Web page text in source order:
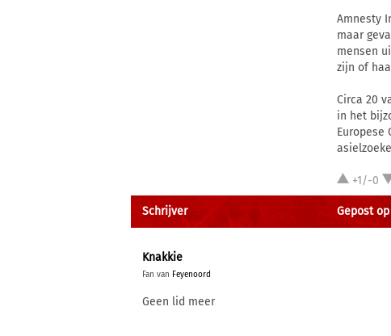
Amnesty
maar
mensen
zijn of
Circa 20
in het
Europese
+1/-0
Schrijver Gepost op
Knakkie
Fan van Feyenoord
Geen lid meer